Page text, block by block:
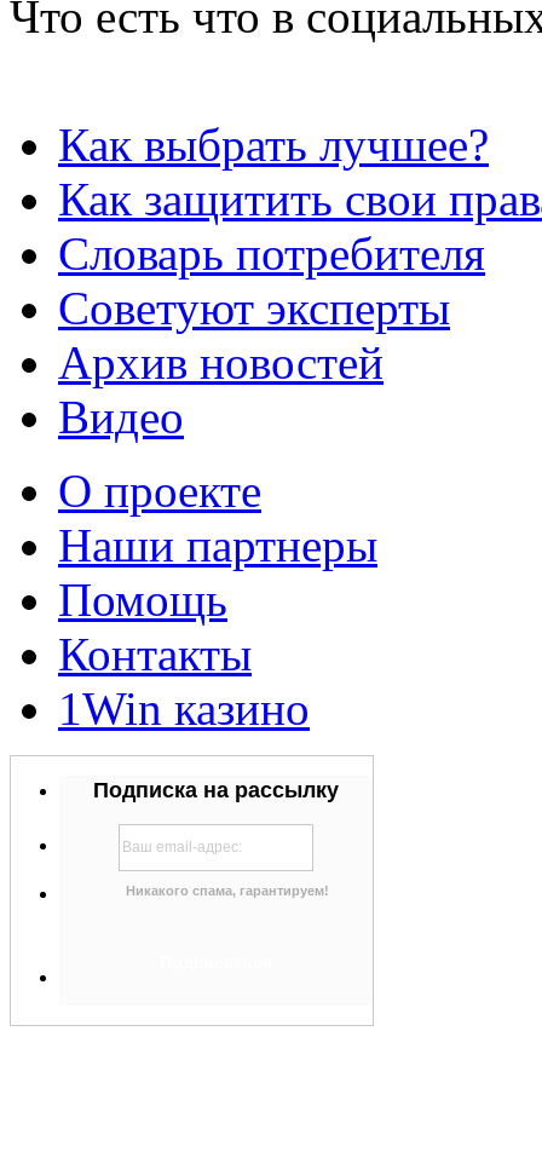
Что есть что в
Как выбрать лучшее?
Как защитить свои
Словарь потребителя
Советуют эксперты
Архив новостей
Видео
О проекте
Наши партнеры
Помощь
Контакты
1Win казино
Подписка на рассылку
Никакого спама, гарантируем!